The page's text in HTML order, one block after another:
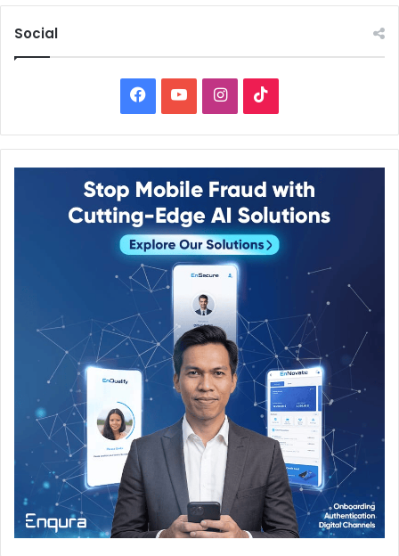
Social
Facebook
YouTubeInstagram